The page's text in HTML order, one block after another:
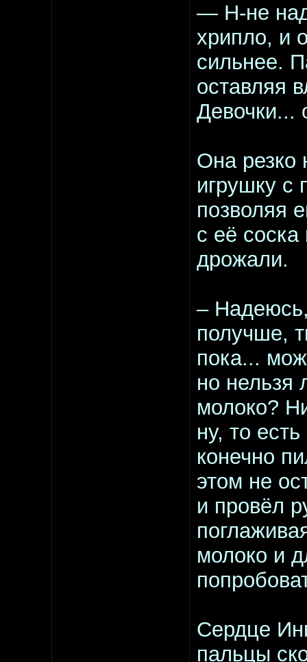
— Н-не
хрипло, и
сильнее.
оставляя
Девочки...
Она резко
игрушку с
позволяя
с её
дрожали.
–
получше,
пока...
но нельзя
молоко?
ну, то
конечно
этом не
и провёл
молоко и
Сердце
пальцы